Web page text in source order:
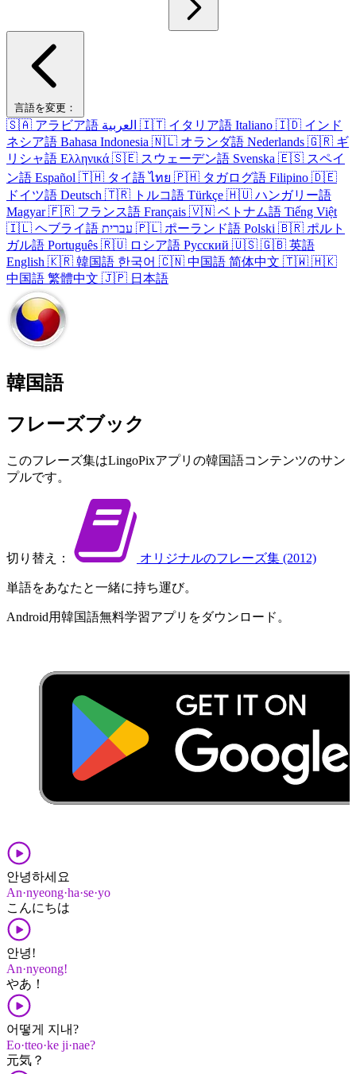
言語を変更：
🇸🇦 アラビア語 العربية 🇮🇹 イタリア語 Italiano 🇮🇩 インド
ネシア語 Bahasa Indonesia 🇳🇱 オランダ語 Nederlands 🇬🇷 ギ
リシャ語 Ελληνικά 🇸🇪 スウェーデン語 Svenska 🇪🇸 スペイ
ン語 Español 🇹🇭 タイ語 ไทย 🇵🇭 タガログ語 Filipino 🇩🇪
ドイツ語 Deutsch 🇹🇷 トルコ語 Türkçe 🇭🇺 ハンガリー語
Magyar 🇫🇷 フランス語 Français 🇻🇳 ベトナム語 Tiếng Việt
🇮🇱 ヘブライ語 עברית 🇵🇱 ポーランド語 Polski 🇧🇷 ポルト
ガル語 Português 🇷🇺 ロシア語 Русский 🇺🇸 🇬🇧 英語
English 🇰🇷 韓国語 한국어 🇨🇳 中国語 简体中文 🇹🇼 🇭🇰
中国語 繁體中文 🇯🇵 日本語
韓国語
フレーズブック
この​フレーズ集は​LingoPix​アプリの​韓国語​コンテンツの​サン
プルです。
切り替え： オリジナルの​フレーズ集 (2012)
単語を​あなたと​一緒に​持ち運び。
Android用​韓国語​無料​学習​アプリを​ダウンロード​。
안녕하세요
An·nyeong·ha·se·yo
こんにちは
안녕!
An·nyeong!
やあ！
어떻게 지내?
Eo·tteo·ke ji·nae?
元気？